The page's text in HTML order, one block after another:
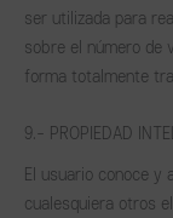
ser utilizada para
sobre el número de
forma totalmente
9.- PROPIEDAD
El usuario conoce y
cualesquiera otros